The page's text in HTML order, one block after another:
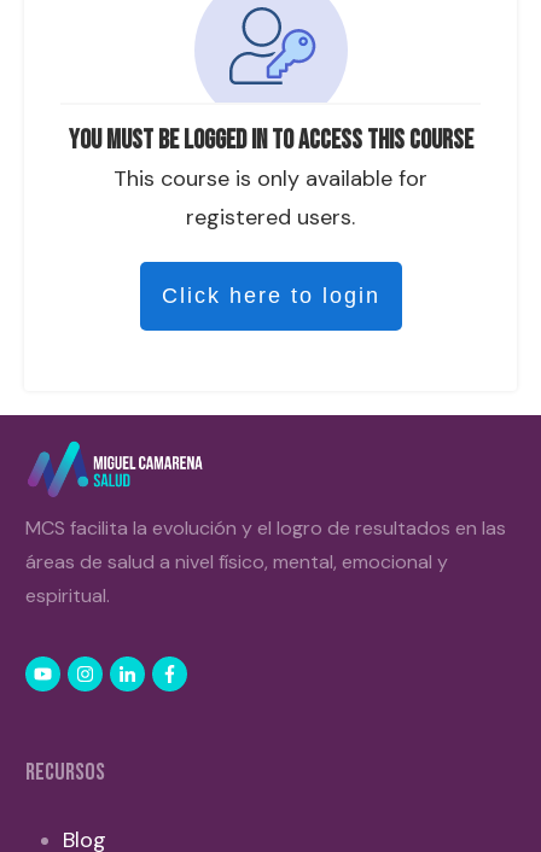
You must be logged in to access this course
This course is only available for
registered users.
Click here to login
MCS facilita la evolución y el logro de resultados en las
áreas de salud a nivel físico, mental, emocional y
espiritual.
RECURSOS
Blog